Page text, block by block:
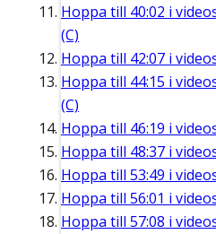
Hoppa till 40:02 i
(C)
Hoppa till 42:07 i
Hoppa till 44:15 i
(C)
Hoppa till 46:19 i
Hoppa till 48:37 i
Hoppa till 53:49 i
Hoppa till 56:01 i
Hoppa till 57:08 i